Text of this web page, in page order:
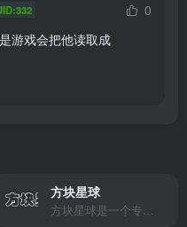
0
游戏会把他读取成
方块星球
方块星球是一个专注于我的世界的中文论坛，提供丰富的资源分享、玩家交流和创意展示，包括地图、皮肤、数据包等内容，打造Minecraft玩家的专属社区乐园！